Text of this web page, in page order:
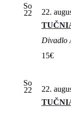
So
22
22.
Divadlo
15€
So
22
22.